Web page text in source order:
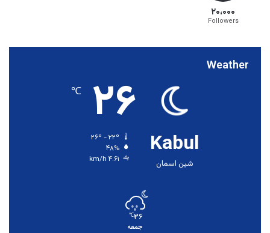
۲۰،۰۰۰
Followers
Weather
Kabul
شین اسمان
۲۶ ℃
۴۸%
۴.۶۱ km/h
۲۶℃
جمعه